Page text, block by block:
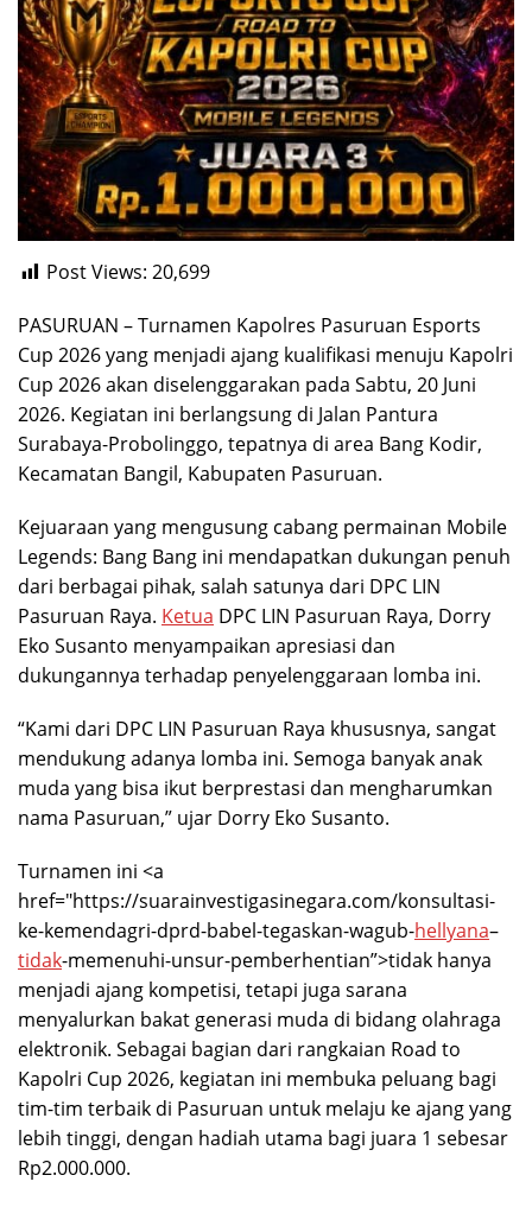
Post Views: 20,699
PASURUAN – Turnamen Kapolres Pasuruan Esports
Cup 2026 yang menjadi ajang kualifikasi menuju Kapolri
Cup 2026 akan diselenggarakan pada Sabtu, 20 Juni
2026. Kegiatan ini berlangsung di Jalan Pantura
Surabaya-Probolinggo, tepatnya di area Bang Kodir,
Kecamatan Bangil, Kabupaten Pasuruan.
Kejuaraan yang mengusung cabang permainan Mobile
Legends: Bang Bang ini mendapatkan dukungan penuh
dari berbagai pihak, salah satunya dari DPC LIN
Pasuruan Raya. Ketua DPC LIN Pasuruan Raya, Dorry
Eko Susanto menyampaikan apresiasi dan
dukungannya terhadap penyelenggaraan lomba ini.
“Kami dari DPC LIN Pasuruan Raya khususnya, sangat
mendukung adanya lomba ini. Semoga banyak anak
muda yang bisa ikut berprestasi dan mengharumkan
nama Pasuruan,” ujar Dorry Eko Susanto.
Turnamen ini <a
href="https://suarainvestigasinegara.com/konsultasi-
ke-kemendagri-dprd-babel-tegaskan-wagub-hellyana–
tidak-memenuhi-unsur-pemberhentian”>tidak hanya
menjadi ajang kompetisi, tetapi juga sarana
menyalurkan bakat generasi muda di bidang olahraga
elektronik. Sebagai bagian dari rangkaian Road to
Kapolri Cup 2026, kegiatan ini membuka peluang bagi
tim-tim terbaik di Pasuruan untuk melaju ke ajang yang
lebih tinggi, dengan hadiah utama bagi juara 1 sebesar
Rp2.000.000.